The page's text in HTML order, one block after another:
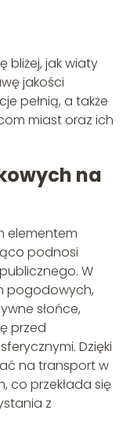
bliżej, jak wiaty
jakości
pełnią, a także
miast oraz ich
na
elementem
podnosi
W
pogodowych,
słońce,
przed
Dzięki
na transport w
co przekłada się
z